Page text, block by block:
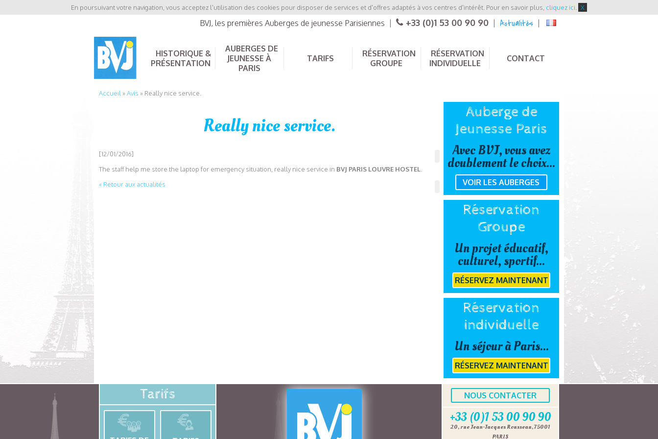
En poursuivant votre navigation, vous acceptez l'utilisation des cookies pour disposer de services et d'offres adaptés à vos centres d'intérêt. Pour en savoir plus, cliquez ici X
BVJ, les premières Auberges de jeunesse Parisiennes +33 (0)1 53 00 90 90 Actualités
HISTORIQUE &
PRÉSENTATION
AUBERGES DE
JEUNESSE À
PARIS
TARIFS
RÉSERVATION
GROUPE
RÉSERVATION
INDIVIDUELLE
CONTACT
Accueil »Avis » Really nice service.
Really nice service.
[12/01/2016]
The staff help me store the laptop for emergency situation, really nice service in BVJ PARIS LOUVRE HOSTEL.
« Retour aux actualités
Auberge de
Jeunesse Paris
Avec BVJ, vous avez
doublement le choix...
VOIR LES AUBERGES
Réservation
Groupe
Un projet éducatif,
culturel, sportif...
RÉSERVEZ MAINTENANT
Réservation
individuelle
Un séjour à Paris...
RÉSERVEZ MAINTENANT
Tarifs NOUS CONTACTER
+33 (0)1 53 00 90 90
20, rue Jean-Jacques Rousseau, 75001
PARIS